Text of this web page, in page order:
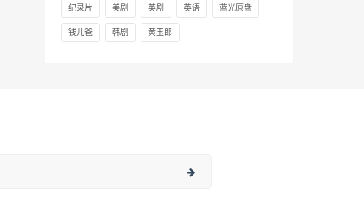
纪录片 美剧 英剧 英语 蓝光原盘
钱儿爸 韩剧 黄玉郎